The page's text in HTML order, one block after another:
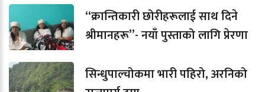
“क्रान्तिकारी छोरीहरूलाई साथ दिने
श्रीमानहरू”- नयाँ पुस्ताको लागि प्रेरणा
सिन्धुपाल्चोकमा भारी पहिरो, अरनिको